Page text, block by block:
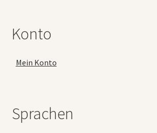
Konto
Mein Konto
Sprachen